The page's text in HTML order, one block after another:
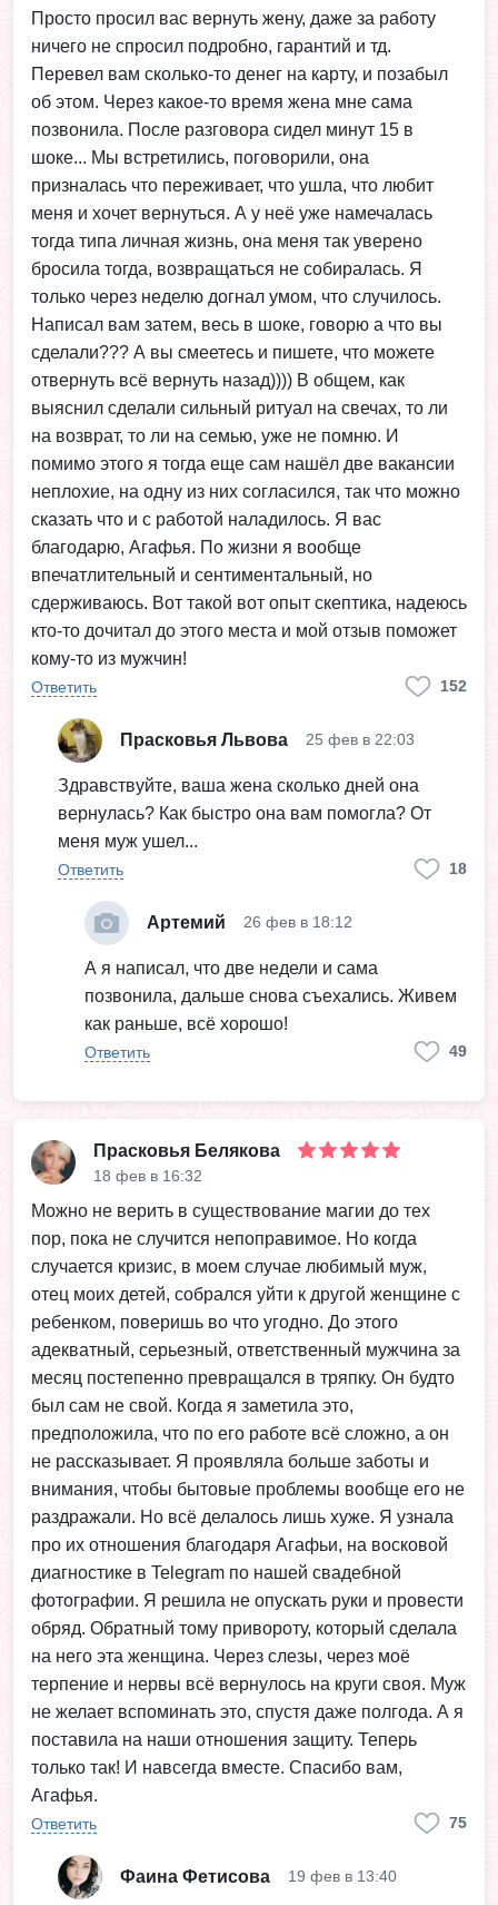
Просто просил вас вернуть жену, даже за работу
ничего не спросил подробно, гарантий и тд.
Перевел вам сколько-то денег на карту, и позабыл
об этом. Через какое-то время жена мне сама
позвонила. После разговора сидел минут 15 в
шоке... Мы встретились, поговорили, она
призналась что переживает, что ушла, что любит
меня и хочет вернуться. А у неё уже намечалась
тогда типа личная жизнь, она меня так уверено
бросила тогда, возвращаться не собиралась. Я
только через неделю догнал умом, что случилось.
Написал вам затем, весь в шоке, говорю а что вы
сделали??? А вы смеетесь и пишете, что можете
отвернуть всё вернуть назад)))) В общем, как
выяснил сделали сильный ритуал на свечах, то ли
на возврат, то ли на семью, уже не помню. И
помимо этого я тогда еще сам нашёл две вакансии
неплохие, на одну из них согласился, так что можно
сказать что и с работой наладилось. Я вас
благодарю, Агафья. По жизни я вообще
впечатлительный и сентиментальный, но
сдерживаюсь. Вот такой вот опыт скептика, надеюсь
кто-то дочитал до этого места и мой отзыв поможет
кому-то из мужчин!
Ответить 152
Прасковья Львова 25 фев в 22:03
Здравствуйте, ваша жена сколько дней она
вернулась? Как быстро она вам помогла? От
меня муж ушел...
Ответить 18
Артемий 26 фев в 18:12
А я написал, что две недели и сама
позвонила, дальше снова съехались. Живем
как раньше, всё хорошо!
Ответить 49
Прасковья Белякова
18 фев в 16:32
Можно не верить в существование магии до тех
пор, пока не случится непоправимое. Но когда
случается кризис, в моем случае любимый муж,
отец моих детей, собрался уйти к другой женщине с
ребенком, поверишь во что угодно. До этого
адекватный, серьезный, ответственный мужчина за
месяц постепенно превращался в тряпку. Он будто
был сам не свой. Когда я заметила это,
предположила, что по его работе всё сложно, а он
не рассказывает. Я проявляла больше заботы и
внимания, чтобы бытовые проблемы вообще его не
раздражали. Но всё делалось лишь хуже. Я узнала
про их отношения благодаря Агафьи, на восковой
диагностике в Telegram по нашей свадебной
фотографии. Я решила не опускать руки и провести
обряд. Обратный тому привороту, который сделала
на него эта женщина. Через слезы, через моё
терпение и нервы всё вернулось на круги своя. Муж
не желает вспоминать это, спустя даже полгода. А я
поставила на наши отношения защиту. Теперь
только так! И навсегда вместе. Спасибо вам,
Агафья.
Ответить 75
Фаина Фетисова 19 фев в 13:40